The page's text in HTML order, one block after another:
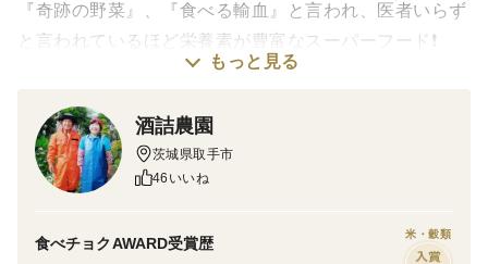
『奇跡の野菜』、『食べる輸血』と言われ、医者いらず
と言われているほど栄養素が豊富なスーパーフード❗️
ビーツを発送する直前に収穫し、葉っぱや茎が新鮮なう
ちにお客様にお届けできるよう心がけています。
他の野菜と一緒に炒めても良し、漬物にしても良し、カ
もっと見る
酒詰農園
茨城県取手市
46いいね
食べチョクAWARD受賞歴
米・穀類